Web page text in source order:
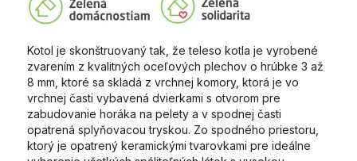
Kotol je skonštruovaný tak, že teleso kotla je vyrobené
zvarením z kvalitných oceľových plechov o hrúbke 3 až
8 mm, ktoré sa skladá z vrchnej komory, ktorá je vo
vrchnej časti vybavená dvierkami s otvorom pre
zabudovanie horáka na pelety a v spodnej časti
opatrená splyňovacou tryskou. Zo spodného priestoru,
ktorý je opatrený keramickými tvarovkami pre ideálne